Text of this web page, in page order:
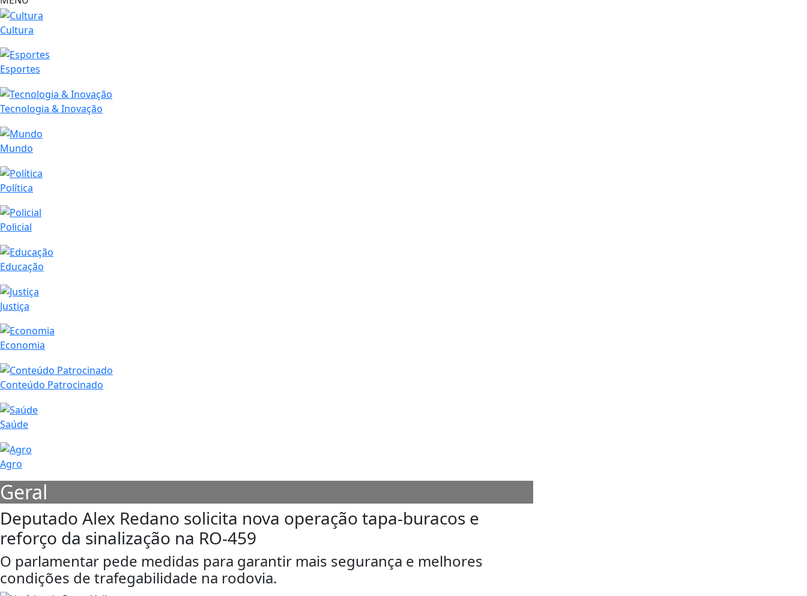
Cultura
Esportes
Tecnologia & Inovação
Mundo
Política
Policial
Educação
Justiça
Economia
Conteúdo Patrocinado
Saúde
Agro
Geral
Deputado Alex Redano solicita nova operação tapa-buracos e
reforço da sinalização na RO-459
O parlamentar pede medidas para garantir mais segurança e melhores
condições de trafegabilidade na rodovia.